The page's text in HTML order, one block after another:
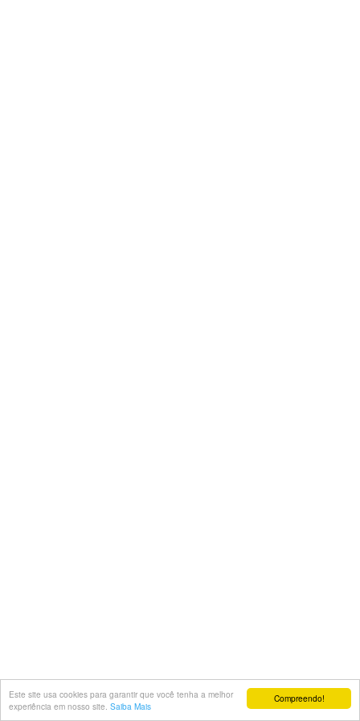
Compreendo!
Este site usa cookies para garantir que você tenha a melhor
experiência em nosso site. Saiba Mais